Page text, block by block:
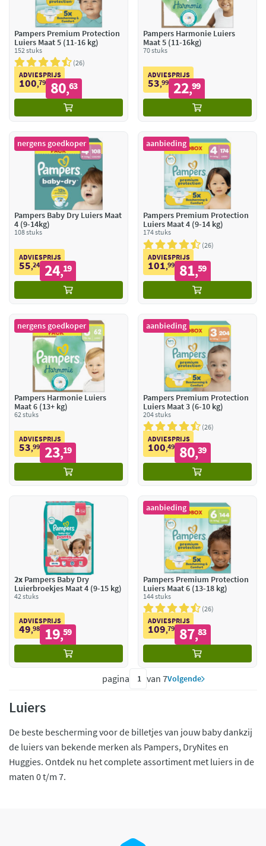
Pampers Premium Protection
Luiers Maat 5 (11-16 kg)
152 stuks
26
ADVIESPRIJS
100,79 80,63
Pampers Harmonie Luiers
Maat 5 (11-16kg)
70 stuks
ADVIESPRIJS
53,99 22,99
nergens goedkoper
Pampers Baby Dry Luiers Maat
4 (9-14kg)
108 stuks
ADVIESPRIJS
55,24 24,19
aanbieding
Pampers Premium Protection
Luiers Maat 4 (9-14 kg)
174 stuks
26
ADVIESPRIJS
101,99 81,59
nergens goedkoper
Pampers Harmonie Luiers
Maat 6 (13+ kg)
62 stuks
ADVIESPRIJS
53,99 23,19
aanbieding
Pampers Premium Protection
Luiers Maat 3 (6-10 kg)
204 stuks
26
ADVIESPRIJS
100,49 80,39
2x Pampers Baby Dry
Luierbroekjes Maat 4 (9-15 kg)
42 stuks
ADVIESPRIJS
49,98 19,59
aanbieding
Pampers Premium Protection
Luiers Maat 6 (13-18 kg)
144 stuks
26
ADVIESPRIJS
109,79 87,83
pagina van 7Volgende
Luiers
De beste bescherming voor de billetjes van jouw baby dankzij
de luiers van bekende merken als Pampers, DryNites en
Huggies. Ontdek nu het complete assortiment met luiers in de
maten 0 t/m 7.